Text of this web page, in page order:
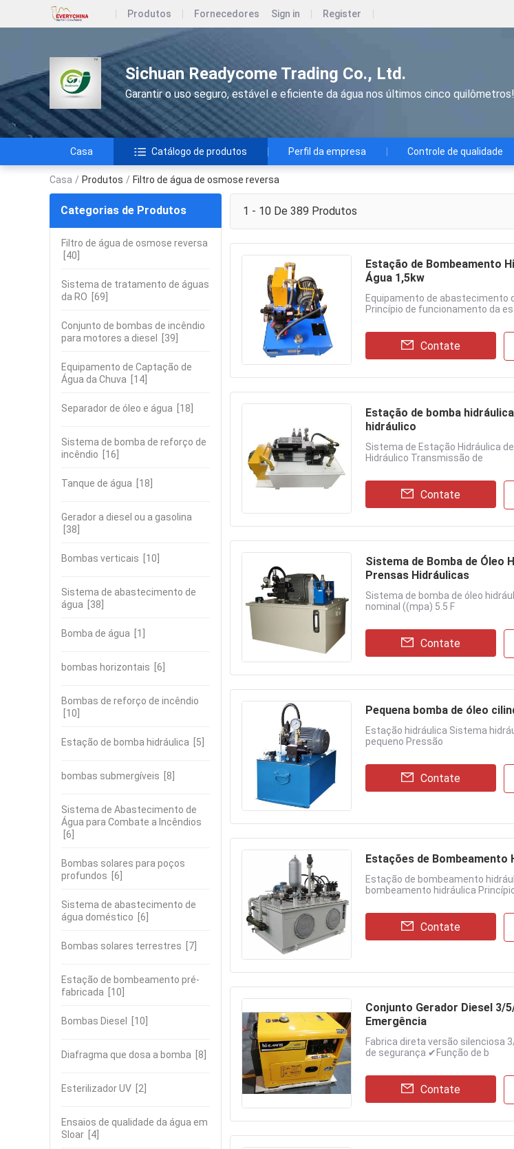
Produtos Fornecedores Sign in Register
Sichuan Readycome Trading Co., Ltd.
Garantir o uso seguro, estável e eficiente da água nos últimos cinco quilômetros!
Casa Catálogo de produtos Perfil da empresa Controle de qualidade
Casa / Produtos / Filtro de água de osmose reversa
Categorias de Produtos
Filtro de água de osmose reversa
[40]
Sistema de tratamento de águas
da RO [69]
Conjunto de bombas de incêndio
para motores a diesel
[39]
Equipamento de Captação de
Água da Chuva [14]
Separador de óleo e água [18]
Sistema de bomba de reforço de
incêndio [16]
Tanque de água [18]
Gerador a diesel ou a gasolina
[38]
Bombas verticais [10]
Sistema de abastecimento de
água [38]
Bomba de água [1]
bombas horizontais [6]
Bombas de reforço de incêndio
[10]
Estação de bomba hidráulica [5]
bombas submergíveis [8]
Sistema de Abastecimento de
Água para Combate a Incêndios
[6]
Bombas solares para poços
profundos [6]
Sistema de abastecimento de
água doméstico [6]
Bombas solares terrestres [7]
Estação de bombeamento pré-
fabricada [10]
Bombas Diesel [10]
Diafragma que dosa a bomba [8]
Esterilizador UV [2]
Ensaios de qualidade da água em
Sloar [4]
1 - 10 De 389 Produtos
Estação de Bombeamento
Água 1,5kw
Equipamento de abastecimento
Princípio de funcionamento da es
Contate
Estação de bomba
hidráulico
Sistema de Estação Hidráulica
Hidráulico Transmissão de
Contate
Sistema de Bomba de Óleo
Prensas Hidráulicas
Sistema de bomba de óleo
nominal ((mpa) 5.5 F
Contate
Pequena bomba de óleo
Estação hidráulica Sistema
pequeno Pressão
Contate
Estações de Bombeamento
Estação de bombeamento
bombeamento hidráulica
Contate
Conjunto Gerador Diesel 3/
Emergência
Fabrica direta versão silenciosa
de segurança ✔Função de b
Contate